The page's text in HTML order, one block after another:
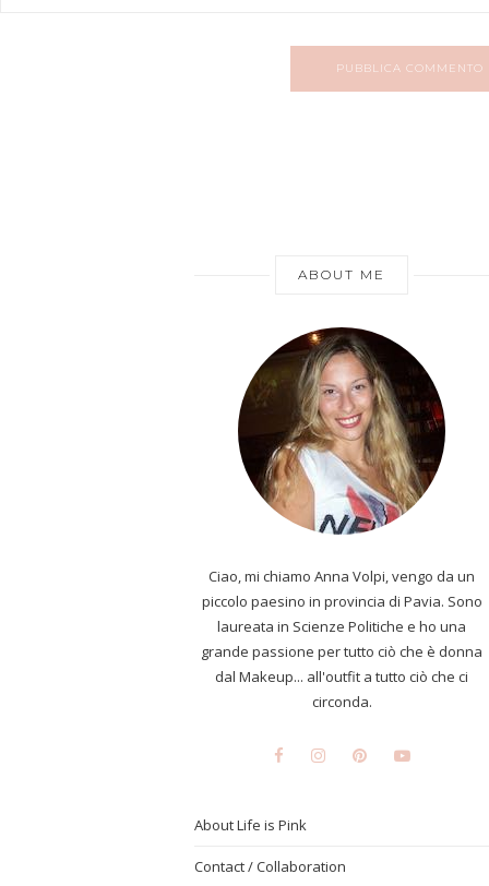
PUBBLICA COMMENTO
ABOUT ME
Ciao, mi chiamo Anna Volpi, vengo da un
piccolo paesino in provincia di Pavia. Sono
laureata in Scienze Politiche e ho una
grande passione per tutto ciò che è donna
dal Makeup... all'outfit a tutto ciò che ci
circonda.
About Life is Pink
Contact / Collaboration